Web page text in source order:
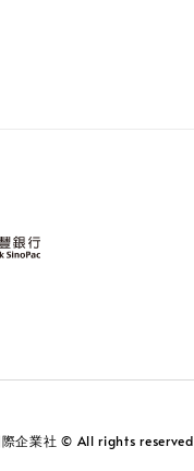
際企業社 © All rights reserved